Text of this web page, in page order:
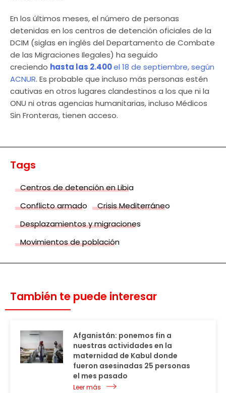
En los últimos meses, el número de personas
detenidas en los centros de detención oficiales de la
DCIM (siglas en inglés del Departamento de Combate
de las Migraciones Ilegales) ha seguido
creciendo hasta las 2.400el 18 de septiembre, según
ACNUR. Es probable que incluso más personas estén
cautivas en otros lugares clandestinos a los que ni la
ONU ni otras agencias humanitarias, incluso Médicos
Sin Fronteras, tienen acceso.
Tags
Centros de detención en Libia
Conflicto armado
Crisis Mediterráneo
Desplazamientos y migraciones
Movimientos de población
También te puede interesar
Afganistán: ponemos fin a
nuestras actividades en la
maternidad de Kabul donde
fueron asesinadas 25 personas
el mes pasado
Leer más